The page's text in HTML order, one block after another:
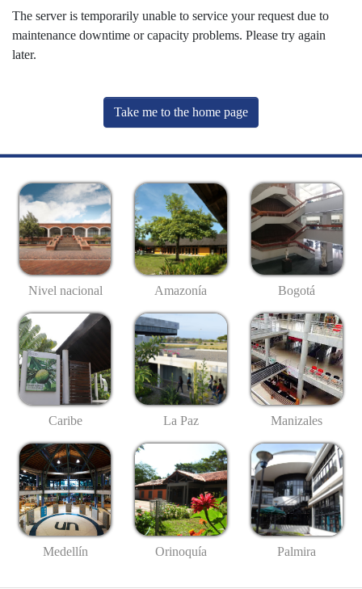
The server is temporarily unable to service your request due to
maintenance downtime or capacity problems. Please try again
later.
Take me to the home page
Nivel nacional Amazonía Bogotá
Caribe La Paz Manizales
Medellín Orinoquía Palmira